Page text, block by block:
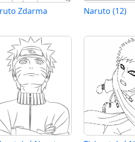
Zdarma Naruto (12)